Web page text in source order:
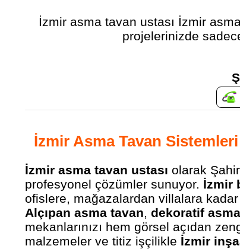
İzmir asma tavan ustası İzmir
projelerinizde
İzmir Asma Tavan Sistemleri
İzmir asma tavan ustası olarak
profesyonel çözümler sunuyor. İzmir
ofislere, mağazalardan villalara
Alçıpan asma tavan, dekoratif
mekanlarınızı hem görsel açıdan
malzemeler ve titiz işçilikle İzmir